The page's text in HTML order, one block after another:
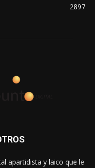
2897
apartidista y laico que le